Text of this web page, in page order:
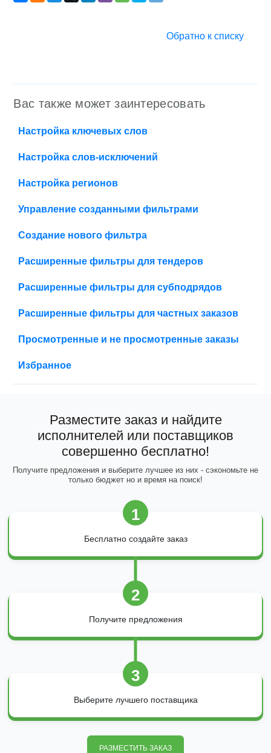
Обратно к списку
Вас также может заинтересовать
Настройка ключевых слов
Настройка слов-исключений
Настройка регионов
Управление созданными фильтрами
Создание нового фильтра
Расширенные фильтры для тендеров
Расширенные фильтры для субподрядов
Расширенные фильтры для частных заказов
Просмотренные и не просмотренные заказы
Избранное
Разместите заказ и найдите
исполнителей или поставщиков
совершенно бесплатно!
Получите предложения и выберите лучшее из них - сэкономьте не
только бюджет но и время на поиск!
1
Бесплатно создайте заказ
2
Получите предложения
3
Выберите лучшего поставщика
РАЗМЕСТИТЬ ЗАКАЗ